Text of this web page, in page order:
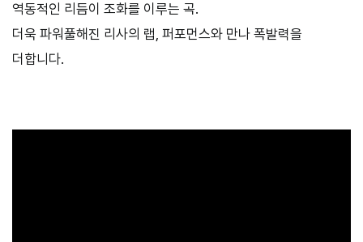
역동적인 리듬이 조화를 이루는 곡.
더욱 파워풀해진 리사의 랩, 퍼포먼스와 만나 폭발력을
더합니다.